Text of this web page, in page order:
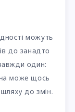
можуть
до занадто
один:
може щось
до змін.